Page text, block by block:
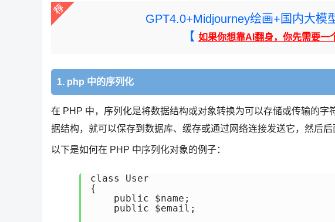
GPT4.0+Midjourney绘画+国内大模
【 如果你想靠AI翻身，你先需要一
1. php 中的序列化
在 PHP 中，序列化是将数据结构或对象转换为可以存储或传输的
据结构，就可以保存到数据库、缓存或通过网络连接发送它，然后
以下是如何在 PHP 中序列化对象的例子：
class User
{
    public $name;
    public $email;